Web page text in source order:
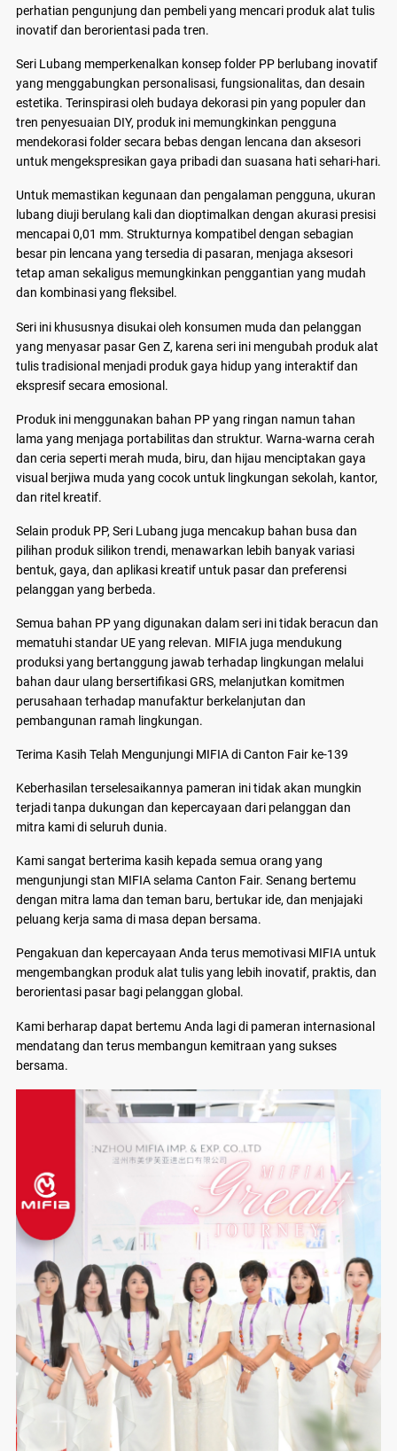
perhatian pengunjung dan pembeli yang mencari produk alat tulis
inovatif dan berorientasi pada tren.
Seri Lubang memperkenalkan konsep folder PP berlubang inovatif
yang menggabungkan personalisasi, fungsionalitas, dan desain
estetika. Terinspirasi oleh budaya dekorasi pin yang populer dan
tren penyesuaian DIY, produk ini memungkinkan pengguna
mendekorasi folder secara bebas dengan lencana dan aksesori
untuk mengekspresikan gaya pribadi dan suasana hati sehari-hari.
Untuk memastikan kegunaan dan pengalaman pengguna, ukuran
lubang diuji berulang kali dan dioptimalkan dengan akurasi presisi
mencapai 0,01 mm. Strukturnya kompatibel dengan sebagian
besar pin lencana yang tersedia di pasaran, menjaga aksesori
tetap aman sekaligus memungkinkan penggantian yang mudah
dan kombinasi yang fleksibel.
Seri ini khususnya disukai oleh konsumen muda dan pelanggan
yang menyasar pasar Gen Z, karena seri ini mengubah produk alat
tulis tradisional menjadi produk gaya hidup yang interaktif dan
ekspresif secara emosional.
Produk ini menggunakan bahan PP yang ringan namun tahan
lama yang menjaga portabilitas dan struktur. Warna-warna cerah
dan ceria seperti merah muda, biru, dan hijau menciptakan gaya
visual berjiwa muda yang cocok untuk lingkungan sekolah, kantor,
dan ritel kreatif.
Selain produk PP, Seri Lubang juga mencakup bahan busa dan
pilihan produk silikon trendi, menawarkan lebih banyak variasi
bentuk, gaya, dan aplikasi kreatif untuk pasar dan preferensi
pelanggan yang berbeda.
Semua bahan PP yang digunakan dalam seri ini tidak beracun dan
mematuhi standar UE yang relevan. MIFIA juga mendukung
produksi yang bertanggung jawab terhadap lingkungan melalui
bahan daur ulang bersertifikasi GRS, melanjutkan komitmen
perusahaan terhadap manufaktur berkelanjutan dan
pembangunan ramah lingkungan.
Terima Kasih Telah Mengunjungi MIFIA di Canton Fair ke-139
Keberhasilan terselesaikannya pameran ini tidak akan mungkin
terjadi tanpa dukungan dan kepercayaan dari pelanggan dan
mitra kami di seluruh dunia.
Kami sangat berterima kasih kepada semua orang yang
mengunjungi stan MIFIA selama Canton Fair. Senang bertemu
dengan mitra lama dan teman baru, bertukar ide, dan menjajaki
peluang kerja sama di masa depan bersama.
Pengakuan dan kepercayaan Anda terus memotivasi MIFIA untuk
mengembangkan produk alat tulis yang lebih inovatif, praktis, dan
berorientasi pasar bagi pelanggan global.
Kami berharap dapat bertemu Anda lagi di pameran internasional
mendatang dan terus membangun kemitraan yang sukses
bersama.